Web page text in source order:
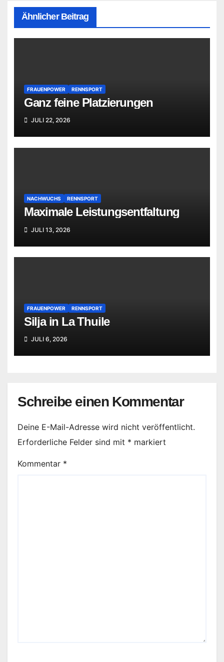
Ähnlicher Beitrag
FRAUENPOWER RENNSPORT
Ganz feine Platzierungen
JULI 22, 2026
NACHWUCHS RENNSPORT
Maximale Leistungsentfaltung
JULI 13, 2026
FRAUENPOWER RENNSPORT
Silja in La Thuile
JULI 6, 2026
Schreibe einen Kommentar
Deine E-Mail-Adresse wird nicht veröffentlicht.
Erforderliche Felder sind mit * markiert
Kommentar *